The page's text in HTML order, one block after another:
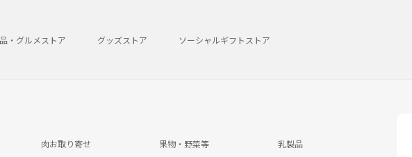
・グルメストア グッズストア ソーシャルギフトストア
肉お取り寄せ 果物・野菜等 乳製品